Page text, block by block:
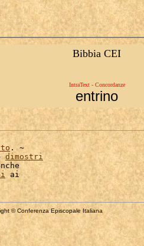
Bibbia CEI
IntraText - Concordanze
entrino
. ~
dimostri
© Conferenza Episcopale Italiana